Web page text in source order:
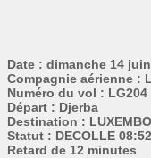
Date : dimanche 14
Compagnie aérienne :
Numéro du vol : LG204
Départ : Djerba
Destination :
Statut : DECOLLE 08:52
Retard de 12 minutes